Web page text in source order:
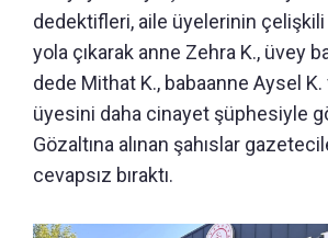
dedektifleri, aile üyelerinin
yola çıkarak anne Zehra K., üvey
dede Mithat K., babaanne Aysel K.
üyesini daha cinayet şüphesiyle
Gözaltına alınan şahıslar
cevapsız bıraktı.